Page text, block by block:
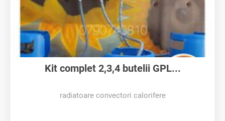
Kit complet 2,3,4 butelii GPL...
radiatoare convectori calorifere